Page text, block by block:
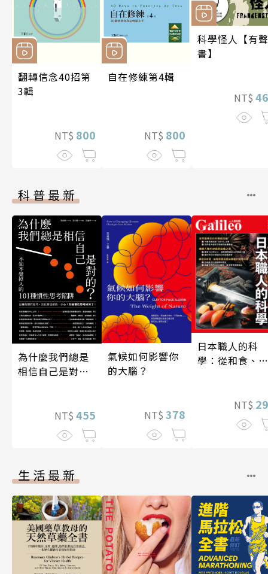
翻轉信念40招第
3輯
NT$ 800
自在修練第4輯
NT$ 800
科學怪人【有聲
書】
NT$
科普最新
為什麼我們總是
相信自己是對
NT$ 455
氣候如何影響你
的大腦？
NT$ 378
日本職人的科
學：從和食、清
技藝的祕密 人
伽利略45
NT$
生活最新